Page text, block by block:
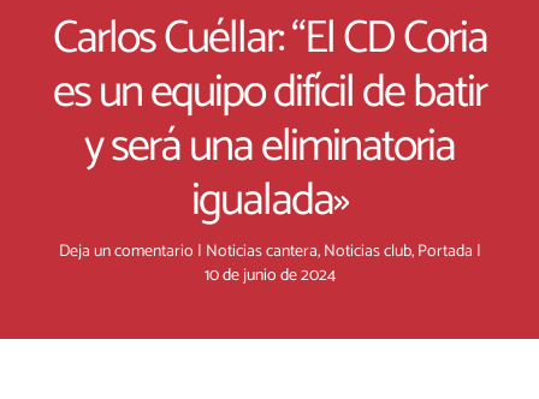
Carlos Cuéllar: “El CD Coria
es un equipo difícil de batir
y será una eliminatoria
igualada»
Deja un comentario | Noticias cantera,Noticias club,Portada |
10 de junio de 2024